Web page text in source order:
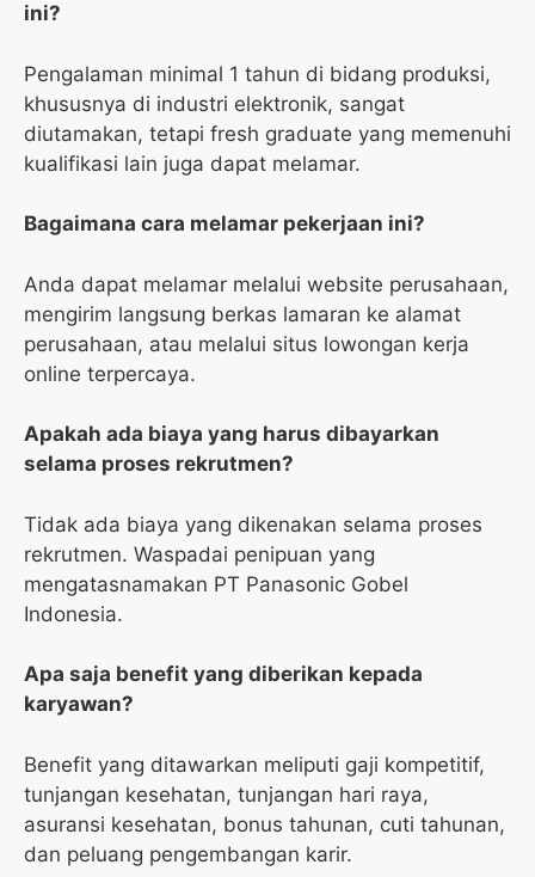
ini?
Pengalaman minimal 1 tahun di bidang produksi,
khususnya di industri elektronik, sangat
diutamakan, tetapi fresh graduate yang memenuhi
kualifikasi lain juga dapat melamar.
Bagaimana cara melamar pekerjaan ini?
Anda dapat melamar melalui website perusahaan,
mengirim langsung berkas lamaran ke alamat
perusahaan, atau melalui situs lowongan kerja
online terpercaya.
Apakah ada biaya yang harus dibayarkan
selama proses rekrutmen?
Tidak ada biaya yang dikenakan selama proses
rekrutmen. Waspadai penipuan yang
mengatasnamakan PT Panasonic Gobel
Indonesia.
Apa saja benefit yang diberikan kepada
karyawan?
Benefit yang ditawarkan meliputi gaji kompetitif,
tunjangan kesehatan, tunjangan hari raya,
asuransi kesehatan, bonus tahunan, cuti tahunan,
dan peluang pengembangan karir.